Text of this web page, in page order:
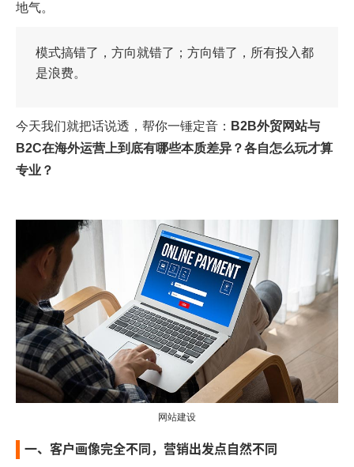
地气。
模式搞错了，方向就错了；方向错了，所有投入都
是浪费。
今天我们就把话说透，帮你一锤定音： B2B外贸网站与
B2C在海外运营上到底有哪些本质差异？各自怎么玩才算
专业？
网站建设
一、客户画像完全不同，营销出发点自然不同